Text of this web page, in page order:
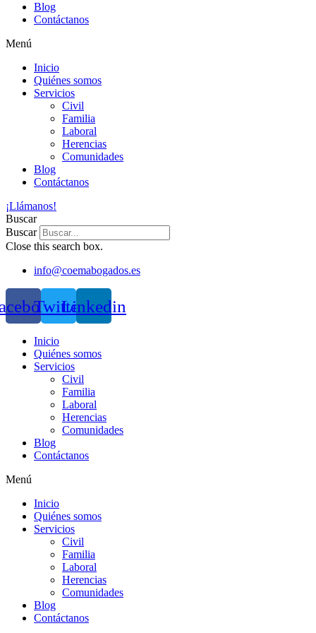
Blog
Contáctanos
Menú
Inicio
Quiénes somos
Servicios
Civil
Familia
Laboral
Herencias
Comunidades
Blog
Contáctanos
¡Llámanos!
Buscar
Buscar
Close this search box.
info@coemabogados.es
TwitterLinkedin
Inicio
Quiénes somos
Servicios
Civil
Familia
Laboral
Herencias
Comunidades
Blog
Contáctanos
Menú
Inicio
Quiénes somos
Servicios
Civil
Familia
Laboral
Herencias
Comunidades
Blog
Contáctanos